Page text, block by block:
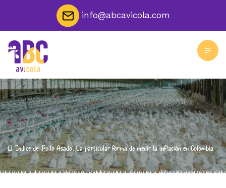
info@abcavicola.com
El ‘Índice del Pollo Asado’, La particular forma de medir la inflación en Colombia